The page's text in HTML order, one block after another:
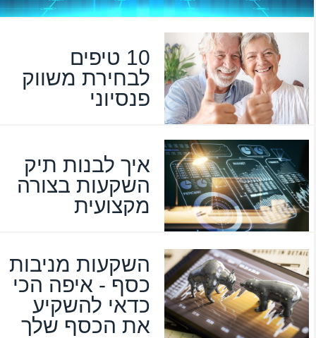
10 טיפים
לבחירת משווק
פנסיוני
איך לבנות תיק
השקעות בצורה
מקצועית
השקעות מניבות
כסף - איפה הכי
כדאי להשקיע
את הכסף שלך